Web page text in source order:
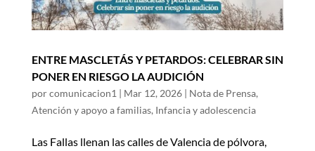
ENTRE MASCLETÁS Y PETARDOS: CELEBRAR SIN
PONER EN RIESGO LA AUDICIÓN
porcomunicacion1| Mar 12, 2026| Nota de Prensa,
Atención y apoyo a familias, Infancia y adolescencia
Las Fallas llenan las calles de Valencia de pólvora,